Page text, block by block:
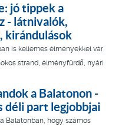
jó tippek a
- látnivalók,
kirándulások
is kellemes élményekkel vár
strand, élményfürdő, nyári
a Balatonon -
déli part legjobbjai
Balatonban, hogy számos